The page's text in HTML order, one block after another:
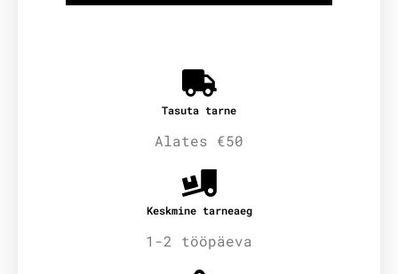
Tasuta tarne
Alates €50
Keskmine tarneaeg
1-2 tööpäeva